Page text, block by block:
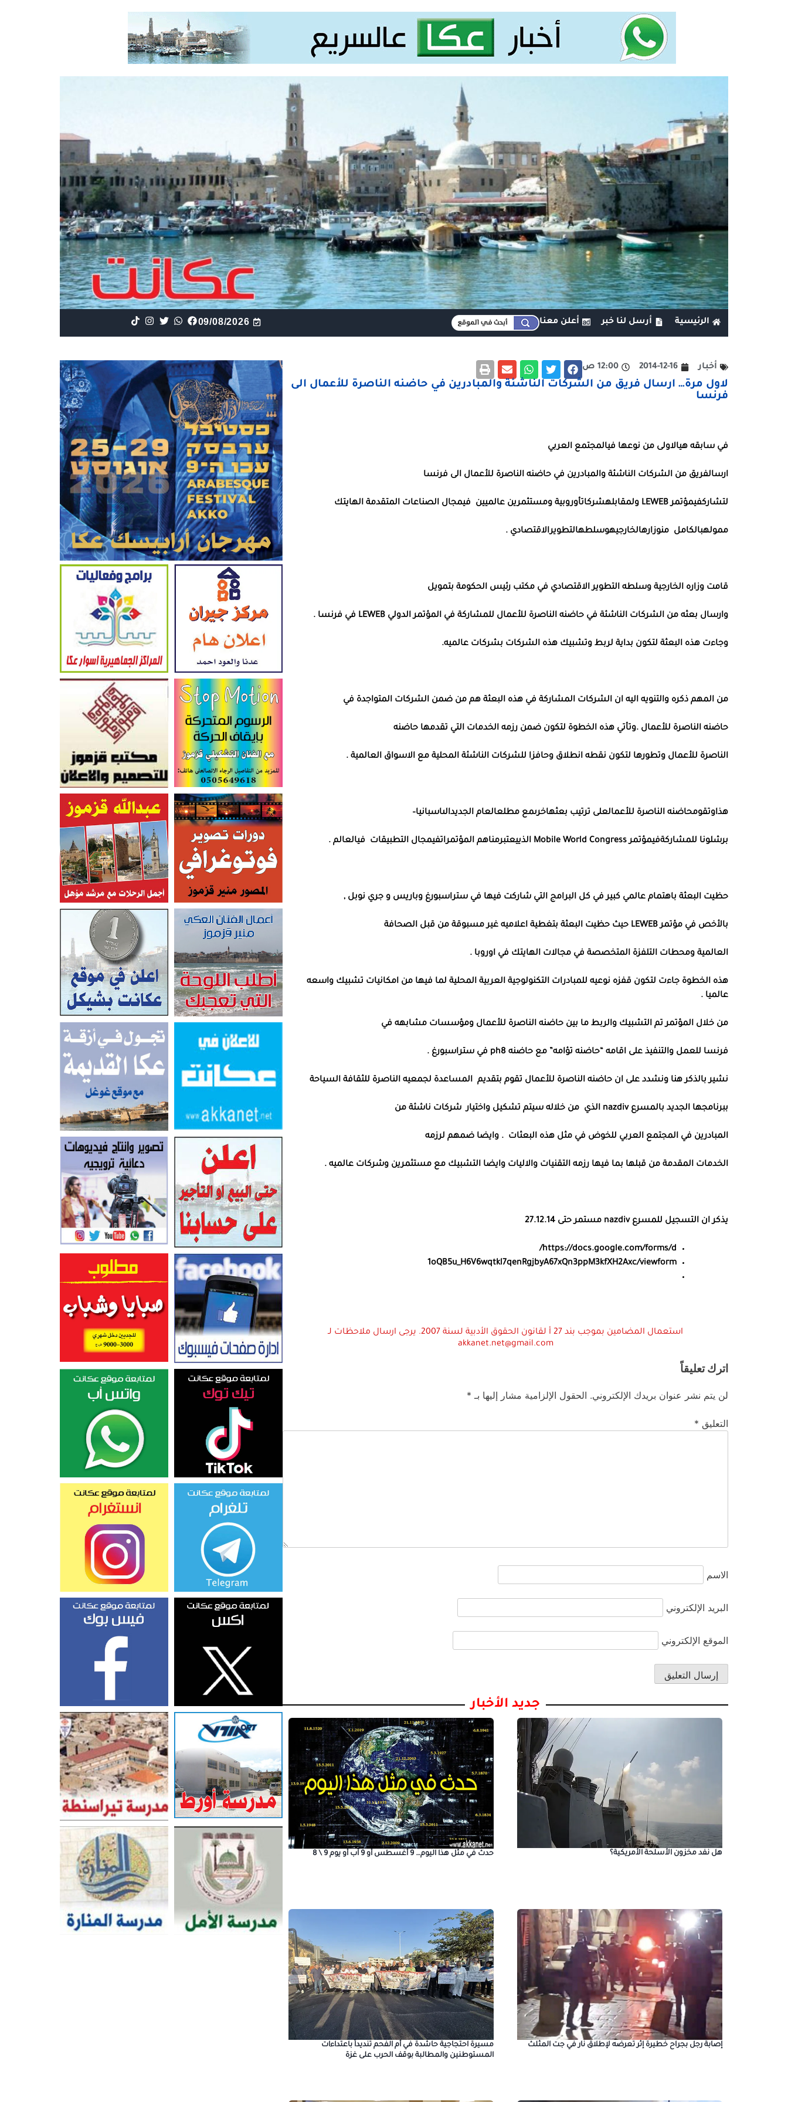
الرئيسية أرسل لنا خبر أعلن معنا 09/08/2026
أخبار 2014-12-16 12:00 ص
لاول مرة… ارسال فريق من الشركات الناشئة والمبادرين في حاضنه الناصرة للأعمال الى
فرنسا
في سابقه هيالاولى من نوعها فيالمجتمع العربي
ارسالفريق من الشركات الناشئة والمبادرين في حاضنه الناصرة للأعمال الى فرنسا
لتشاركفيمؤتمرLEWEB ولمقابلهشركاتأوروبية ومستثمرين عالميين فيمجال الصناعات المتقدمة الهايتك
ممولهبالكامل منوزارهالخارجيهوسلطهالتطويرالاقتصادي .
قامت وزاره الخارجية وسلطه التطوير الاقتصادي في مكتب رئيس الحكومة بتمويل
وارسال بعثه من الشركات الناشئة في حاضنه الناصرة للأعمال للمشاركة في المؤتمر الدولي LEWEB في فرنسا .
وجاءت هذه البعثة لتكون بداية لربط وتشبيك هذه الشركات بشركات عالميه.
من المهم ذكره والتنويه اليه ان الشركات المشاركة في هذه البعثة هم من ضمن الشركات المتواجدة في
حاضنه الناصرة للأعمال .وتأتي هذه الخطوة لتكون ضمن رزمه الخدمات التي تقدمها حاضنه
الناصرة للأعمال وتطورها لتكون نقطه انطلاق وحافزا للشركات الناشئة المحلية مع الاسواق العالمية .
هذاوتقومحاضنه الناصرة للأعمالعلى ترتيب بعثهاخرىمع مطلعالعام الجديدالىاسبانيا–
برشلونا للمشاركةفيمؤتمرMobile World Congress الذييعتبرمناهم المؤتمراتفيمجال التطبيقات فيالعالم .
حظيت البعثة باهتمام عالمي كبير في كل البرامج التي شاركت فيها في ستراسبورغ وباريس و جري نوبل ,
بالأخص في مؤتمر LEWEB حيث حظيت البعثة بتغطية اعلاميه غير مسبوقة من قبل الصحافة
العالمية ومحطات التلفزة المتخصصة في مجالات الهايتك في اوروبا .
هذه الخطوة جاءت لتكون قفزه نوعيه للمبادرات التكنولوجية العربية المحلية لما فيها من امكانيات تشبيك واسعه
عالميا .
من خلال المؤتمر تم التشبيك والربط ما بين حاضنه الناصرة للأعمال ومؤسسات مشابهه في
فرنسا للعمل والتنفيذ على اقامه “حاضنه تؤامه” مع حاضنه ph8 في ستراسبورغ .
نشير بالذكر هنا ونشدد على ان حاضنه الناصرة للأعمال تقوم بتقديم المساعدة لجمعيه الناصرة للثقافة السياحة
ببرنامجها الجديد بالمسرعnazdiv الذي من خلاله سيتم تشكيل واختيار شركات ناشئة من
المبادرين في المجتمع العربي للخوض في مثل هذه البعثات . وايضا ضمهم لرزمه
الخدمات المقدمة من قبلها بما فيها رزمه التقنيات والاليات وايضا التشبيك مع مستثمرين وشركات عالميه .
يذكر ان التسجيل للمسرع nazdiv مستمر حتى 27.12.14
https://docs.google.com/forms/d/
1oQB5u_H6V6wqtkl7qenRgjbyA67xQn3ppM3kfXH2Axc/viewform
استعمال المضامين بموجب بند 27 أ لقانون الحقوق الأدبية لسنة 2007. يرجى ارسال ملاحظات لـ
akkanet.net@gmail.com
اترك تعليقاً
لن يتم نشر عنوان بريدك الإلكتروني. الحقول الإلزامية مشار إليها بـ *
التعليق *
الاسم
البريد الإلكتروني
الموقع الإلكتروني
جديد الأخبار
هل نفد مخزون الأسلحة الأمريكية؟ حدث في مثل هذا اليوم… 9 أغسطس أو 9 آب أو يوم 9 \ 8
إصابة رجل بجراح خطيرة إثر تعرضه لإطلاق نار في جت المثلث
مسيرة احتجاجية حاشدة في أم الفحم تنديداً باعتداءات
المستوطنين والمطالبة بوقف الحرب على غزة